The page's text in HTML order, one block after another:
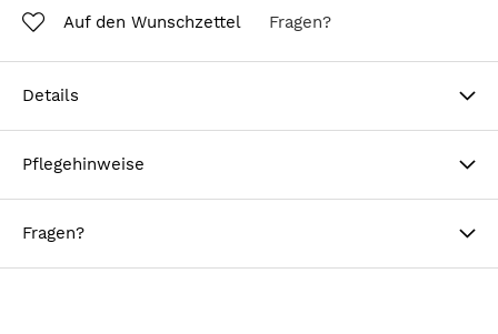
Auf den Wunschzettel Fragen?
Details
Pflegehinweise
Fragen?